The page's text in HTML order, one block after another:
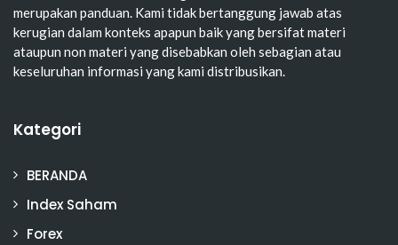
merupakan panduan. Kami tidak bertanggung jawab atas
kerugian dalam konteks apapun baik yang bersifat materi
ataupun non materi yang disebabkan oleh sebagian atau
keseluruhan informasi yang kami distribusikan.
Kategori
BERANDA
Index Saham
Forex